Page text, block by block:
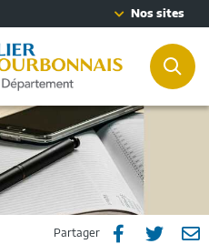
Nos sites
Partager Partager
 